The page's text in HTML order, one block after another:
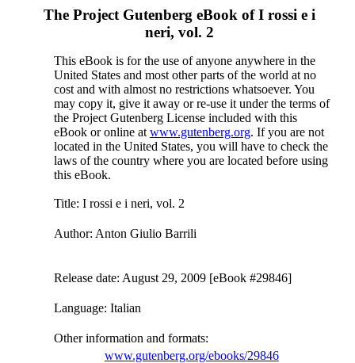
The Project Gutenberg eBook ofI rossi e i
neri, vol. 2
This eBook is for the use of anyone anywhere in the
United States and most other parts of the world at no
cost and with almost no restrictions whatsoever. You
may copy it, give it away or re-use it under the terms of
the Project Gutenberg License included with this
eBook or online at www.gutenberg.org. If you are not
located in the United States, you will have to check the
laws of the country where you are located before using
this eBook.
Title: I rossi e i neri, vol. 2
Author: Anton Giulio Barrili
Release date: August 29, 2009 [eBook #29846]
Language: Italian
Other information and formats:
www.gutenberg.org/ebooks/29846